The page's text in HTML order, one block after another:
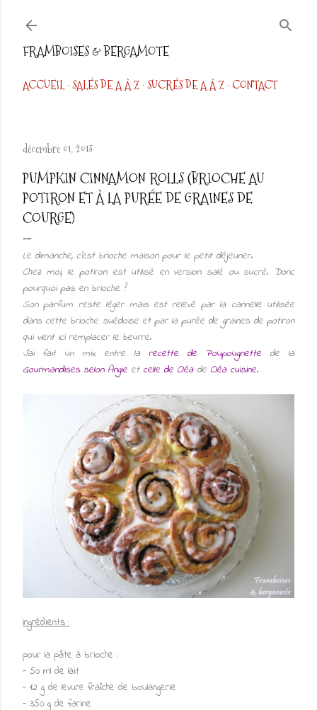
FRAMBOISES & BERGAMOTE
ACCUEIL SALÉS DE A À Z SUCRÉS DE A À Z CONTACT
décembre 01, 2013
PUMPKIN CINNAMON ROLLS (BRIOCHE AU
POTIRON ET À LA PURÉE DE GRAINES DE
COURGE)
Le dimanche, c'est brioche maison pour le petit déjeuner.
Chez moi, le potiron est utilisé en version salé ou sucré. Donc
pourquoi pas en brioche ?
Son parfum reste léger mais est relevé par la cannelle utilisée
dans cette brioche suédoise et par la purée de graines de potiron
qui vient ici remplacer le beurre.
J'ai fait un mix entre la recette de Poupougnette de la
Gourmandises selon Angie et celle de Cléade Cléa cuisine.
Ingrédients :
pour la pâte à brioche :
- 50 ml de lait
- 12 g de levure fraîche de boulangerie
- 350 g de farine